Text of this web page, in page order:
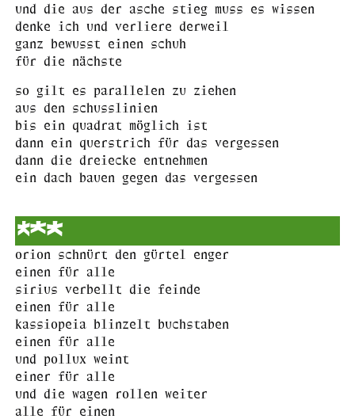
und die aus der asche stieg muss es wissen
denke ich und verliere derweil
ganz bewusst einen schuh
für die nächste
so gilt es parallelen zu ziehen
aus den schusslinien
bis ein quadrat möglich ist
dann ein querstrich für das vergessen
dann die dreiecke entnehmen
ein dach bauen gegen das vergessen
***
orion schnürt den gürtel enger
einen für alle
sirius verbellt die feinde
einen für alle
kassiopeia blinzelt buchstaben
einen für alle
und pollux weint
einer für alle
und die wagen rollen weiter
alle für einen